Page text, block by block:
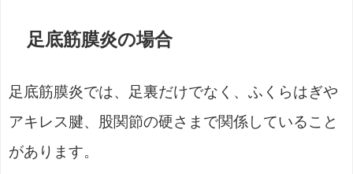
足底筋膜炎の場合
足底筋膜炎では、足裏だけでなく、ふくらはぎや
アキレス腱、股関節の硬さまで関係していること
があります。